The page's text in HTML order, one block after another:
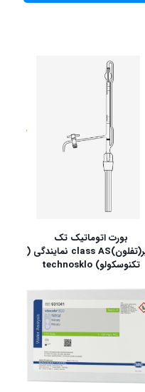
بورت اتوماتیک تک
شیر(تفلون)class AS نمایندگی (
تکنوسکولو) technosklo